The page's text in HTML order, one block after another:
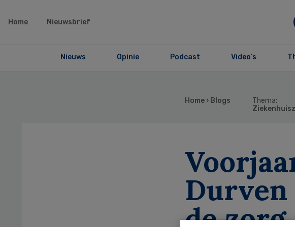
Home Nieuwsbrief
Nieuws Opinie Podcast Video’s
Home › Blogs
Thema:
de zorg